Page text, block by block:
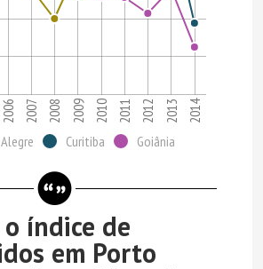
2006 2007 2008 2009 2010 2011 2012 2013 2014
Curitiba Goiânia
índice de
em Porto